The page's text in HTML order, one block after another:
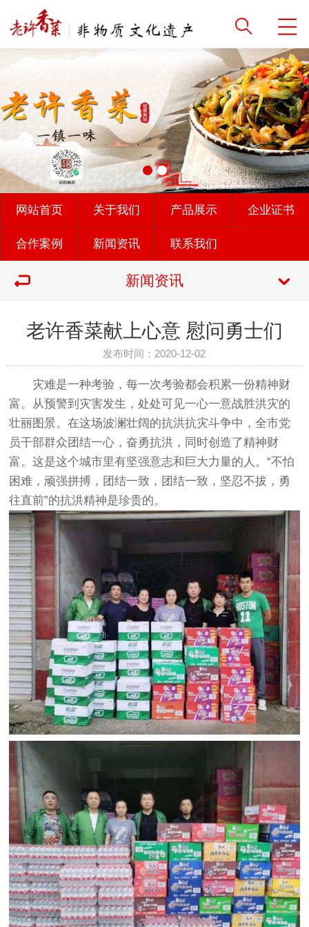
网站首页 关于我们 产品展示 企业证书
合作案例 新闻资讯 联系我们
新闻资讯
老许香菜献上心意 慰问勇士们
发布时间：2020-12-02
灾难是一种考验，每一次考验都会积累一份精神财
富。从预警到灾害发生，处处可见一心一意战胜洪灾的
壮丽图景。在这场波澜壮阔的抗洪抗灾斗争中，全市党
员干部群众团结一心，奋勇抗洪，同时创造了精神财
富。这是这个城市里有坚强意志和巨大力量的人。“不怕
困难，顽强拼搏，团结一致，团结一致，坚忍不拔，勇
往直前”的抗洪精神是珍贵的。